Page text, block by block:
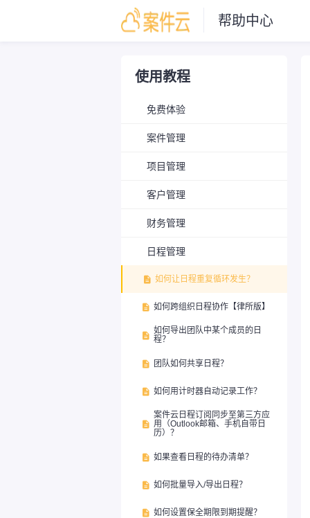
帮助中心
使用教程
免费体验
案件管理
项目管理
客户管理
财务管理
日程管理
 如何让日程重复循环发生？
 如何跨组织日程协作【律所版】
 如何导出团队中某个成员的日
程？
 团队如何共享日程？
 如何用计时器自动记录工作？

案件云日程订阅同步至第三方应
用（Outlook邮箱、手机自带日
历）？
 如果查看日程的待办清单？
 如何批量导入/导出日程？
 如何设置保全期限到期提醒？